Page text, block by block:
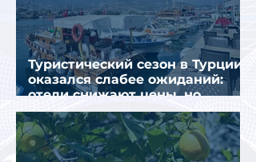
Туристический сезон в Турции
оказался слабее ожиданий:
отели снижают цены, но
загрузка остается низкой